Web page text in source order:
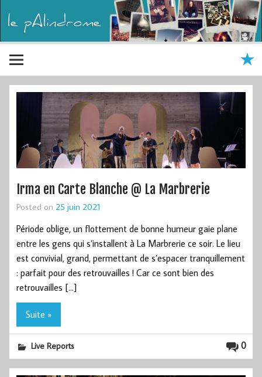
Irma en Carte Blanche @ La Marbrerie
Posted on 25 juin 2021
Période oblige, un flottement de bonne humeur gaie plane
entre les gens qui s’installent à La Marbrerie ce soir. Le lieu
est convivial, grand, permettant de s’espacer tranquillement
: parfait pour des retrouvailles ! Car ce sont bien des
retrouvailles […]
Suite »
0
Live Reports